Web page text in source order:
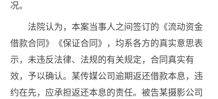
况。
法院认为，本案当事人之间签订的《流动资金
借款合同》《保证合同》，均系各方的真实意思表
示，未违反法律、法规的有关规定，合同真实有
效，予以确认。某传媒公司逾期返还借款本息，违
约在先，应承担返还本息的责任。被告某摄影公司